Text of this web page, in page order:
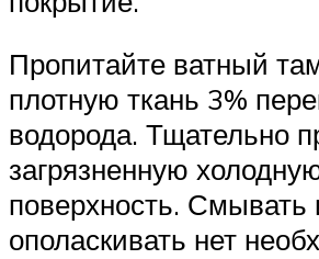
Пропитайте ватный
плотную ткань 3%
водорода. Тщательно
загрязненную
поверхность. Смывать
ополаскивать нет